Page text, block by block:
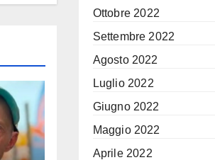
Ottobre 2022
Settembre 2022
Agosto 2022
Luglio 2022
Giugno 2022
Maggio 2022
Aprile 2022